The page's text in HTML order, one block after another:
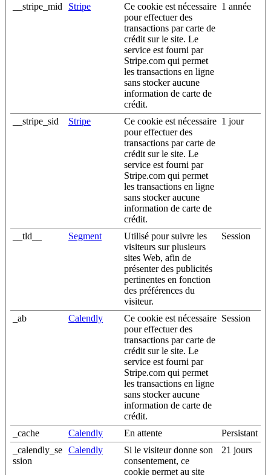
__stripe_mid Stripe
Ce cookie est nécessaire
pour effectuer des
transactions par carte de
crédit sur le site. Le
service est fourni par
Stripe.com qui permet
les transactions en ligne
sans stocker aucune
information de carte de
crédit.
1 année
__stripe_sid Stripe
Ce cookie est nécessaire
pour effectuer des
transactions par carte de
crédit sur le site. Le
service est fourni par
Stripe.com qui permet
les transactions en ligne
sans stocker aucune
information de carte de
crédit.
1 jour
__tld__ Segment
Utilisé pour suivre les
visiteurs sur plusieurs
sites Web, afin de
présenter des publicités
pertinentes en fonction
des préférences du
visiteur.
Session
_ab Calendly
Ce cookie est nécessaire
pour effectuer des
transactions par carte de
crédit sur le site. Le
service est fourni par
Stripe.com qui permet
les transactions en ligne
sans stocker aucune
information de carte de
crédit.
Session
_cache Calendly En attente
Persistant
_calendly_se
ssion
Calendly
Si le visiteur donne son
consentement, ce
cookie permet au site
21 jours